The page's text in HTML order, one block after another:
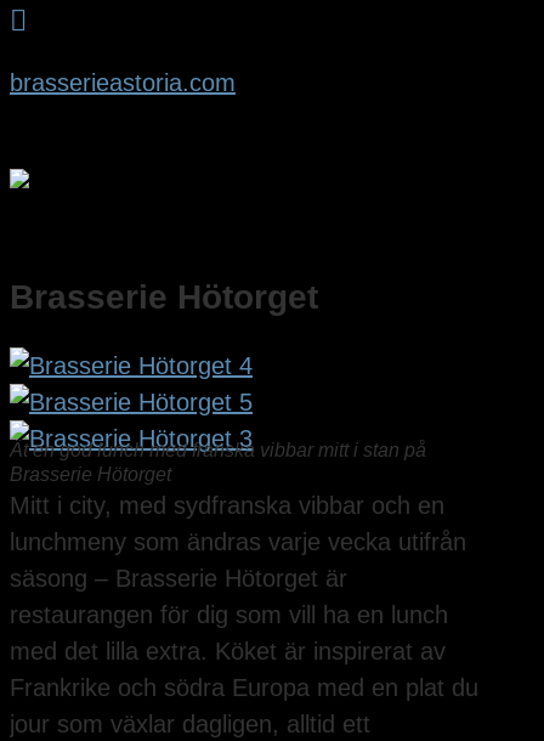

brasserieastoria.com
Brasserie Hötorget
Ät en god lunch med franska vibbar mitt i stan på
Brasserie Hötorget
Mitt i city, med sydfranska vibbar och en
lunchmeny som ändras varje vecka utifrån
säsong – Brasserie Hötorget är
restaurangen för dig som vill ha en lunch
med det lilla extra. Köket är inspirerat av
Frankrike och södra Europa med en plat du
jour som växlar dagligen, alltid ett